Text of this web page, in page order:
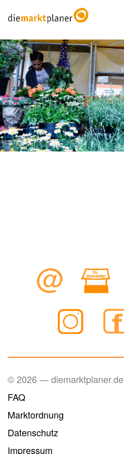
© 2026 — diemarktplaner.de
FAQ
Marktordnung
Datenschutz
Impressum